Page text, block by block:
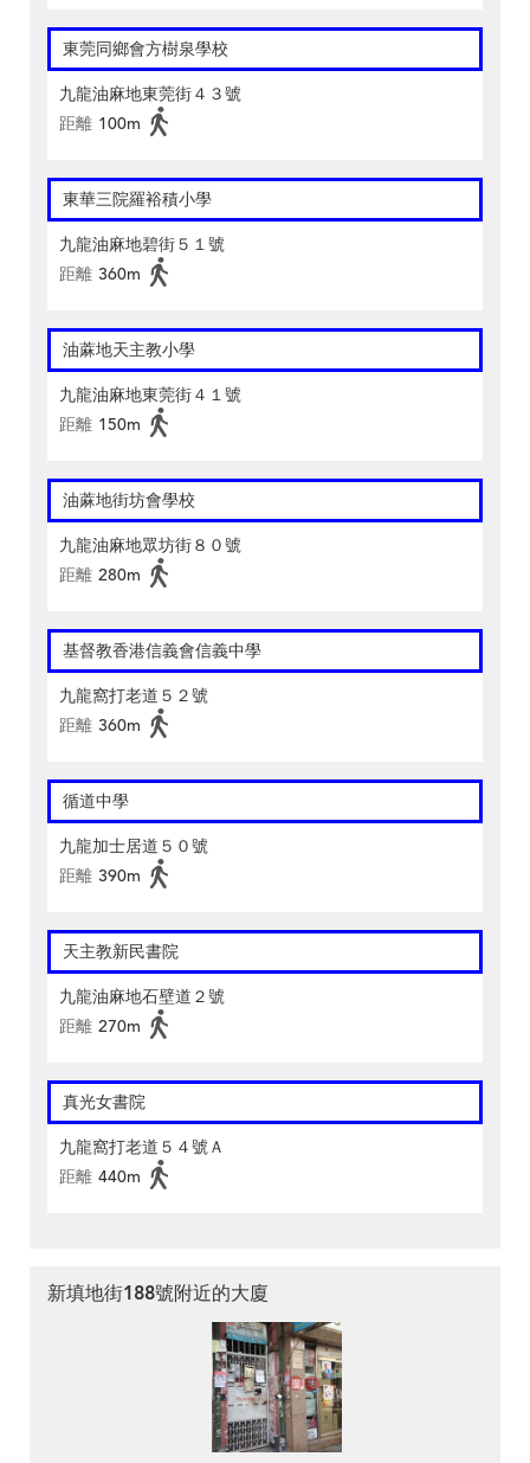
東莞同鄉會方樹泉學校
九龍油麻地東莞街４３號
距離 100m
東華三院羅裕積小學
九龍油麻地碧街５１號
距離 360m
油蔴地天主教小學
九龍油麻地東莞街４１號
距離 150m
油蔴地街坊會學校
九龍油麻地眾坊街８０號
距離 280m
基督教香港信義會信義中學
九龍窩打老道５２號
距離 360m
循道中學
九龍加士居道５０號
距離 390m
天主教新民書院
九龍油麻地石壁道２號
距離 270m
真光女書院
九龍窩打老道５４號Ａ
距離 440m
新填地街188號附近的大廈